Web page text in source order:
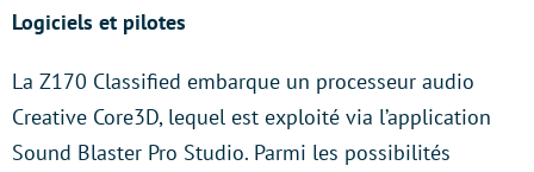
Logiciels et pilotes
La Z170 Classified embarque un processeur audio
Creative Core3D, lequel est exploité via l’application
Sound Blaster Pro Studio. Parmi les possibilités